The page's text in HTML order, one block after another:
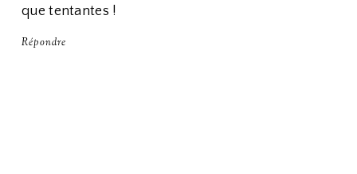
que tentantes !
Répondre